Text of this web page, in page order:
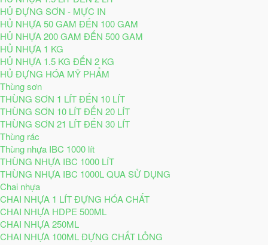
HỦ ĐỰNG SƠN - MỰC IN
HỦ NHỰA 50 GAM ĐẾN 100 GAM
HỦ NHỰA 200 GAM ĐẾN 500 GAM
HỦ NHỰA 1 KG
HỦ NHỰA 1.5 KG ĐẾN 2 KG
HỦ ĐỰNG HÓA MỸ PHẨM
Thùng sơn
THÙNG SƠN 1 LÍT ĐẾN 10 LÍT
THÙNG SƠN 10 LÍT ĐẾN 20 LÍT
THÙNG SƠN 21 LÍT ĐẾN 30 LÍT
Thùng rác
Thùng nhựa IBC 1000 lít
THÙNG NHỰA IBC 1000 LÍT
THÙNG NHỰA IBC 1000L QUA SỬ DỤNG
Chai nhựa
CHAI NHỰA 1 LÍT ĐỰNG HÓA CHẤT
CHAI NHỰA HDPE 500ML
CHAI NHỰA 250ML
CHAI NHỰA 100ML ĐỰNG CHẤT LỎNG